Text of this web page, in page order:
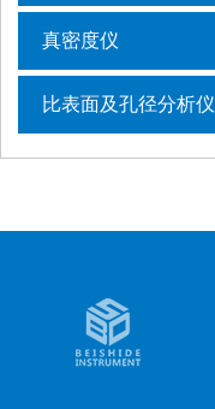
真密度仪
比表面及孔径分析仪